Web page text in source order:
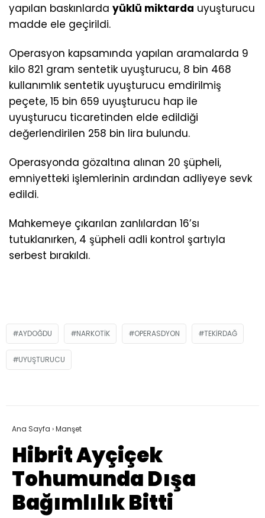
yapılan baskınlarda yüklü miktarda uyuşturucu
madde ele geçirildi.
Operasyon kapsamında yapılan aramalarda 9
kilo 821 gram sentetik uyuşturucu, 8 bin 468
kullanımlık sentetik uyuşturucu emdirilmiş
peçete, 15 bin 659 uyuşturucu hap ile
uyuşturucu ticaretinden elde edildiği
değerlendirilen 258 bin lira bulundu.
Operasyonda gözaltına alınan 20 şüpheli,
emniyetteki işlemlerinin ardından adliyeye sevk
edildi.
Mahkemeye çıkarılan zanlılardan 16’sı
tutuklanırken, 4 şüpheli adli kontrol şartıyla
serbest bırakıldı.
AYDOĞDU NARKOTIK OPERASDYON TEKIRDAĞ
UYUŞTURUCU
Ana Sayfa ›Manşet
Hibrit Ayçiçek
Tohumunda Dışa
Bağımlılık Bitti